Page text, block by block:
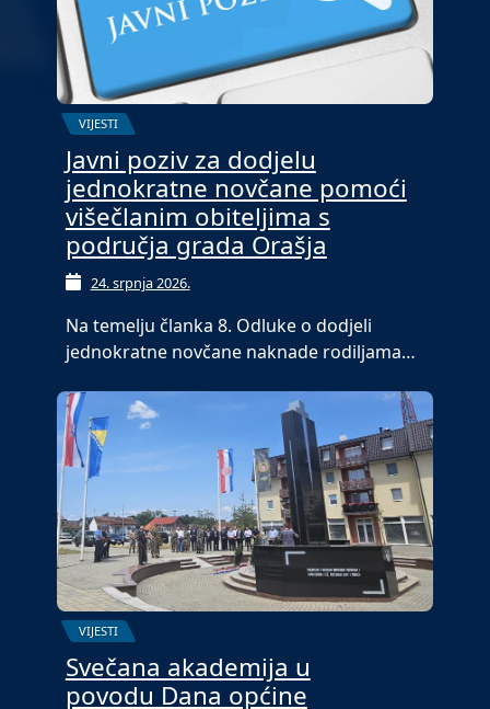
VIJESTI
Javni poziv za dodjelu
jednokratne novčane pomoći
višečlanim obiteljima s
područja grada Orašja
24. srpnja 2026.
Na temelju članka 8. Odluke o dodjeli
jednokratne novčane naknade rodiljama…
VIJESTI
Svečana akademija u
povodu Dana općine